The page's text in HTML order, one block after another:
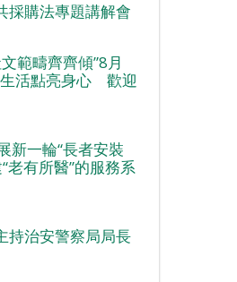
採購法專題講解會
範疇齊齊傾”8月
活點亮身心 歡迎
新一輪“長者安裝
老有所醫”的服務系
持治安警察局局長